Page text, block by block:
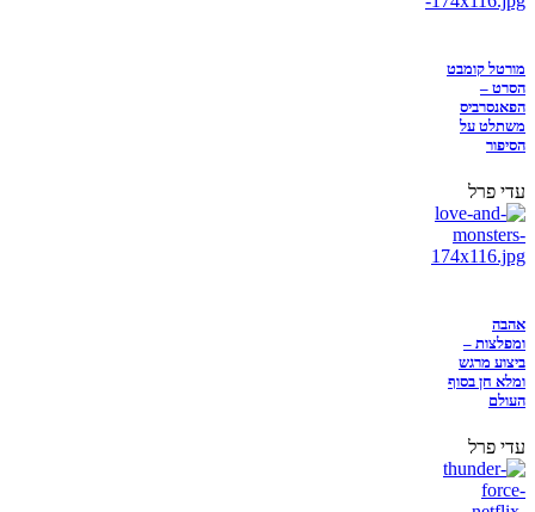
מורטל קומבט
הסרט –
הפאנסרביס
משתלט על
הסיפור
עדי פרל
אהבה
ומפלצות –
ביצוע מרגש
ומלא חן בסוף
העולם
עדי פרל